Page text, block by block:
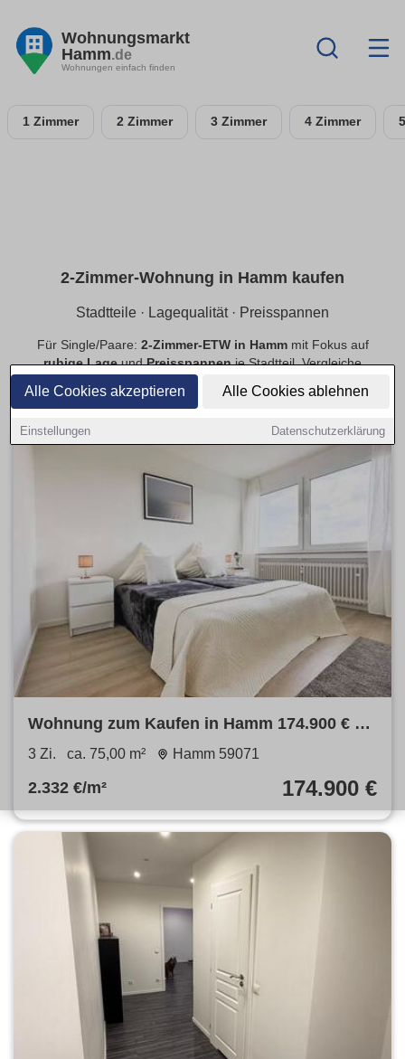
Alle Cookies akzeptieren Alle Cookies ablehnen
Einstellungen Datenschutzerklärung
Wohnungsmarkt
Hamm.de
Wohnungen einfach finden
1 Zimmer 2 Zimmer 3 Zimmer 4 Zimmer
2-Zimmer-Wohnung in Hamm kaufen
Stadtteile · Lagequalität · Preisspannen
Für Single/Paare: 2-Zimmer-ETW in Hammmit Fokus auf
ruhige LageundPreisspannenje Stadtteil. Vergleiche
, priorisiere
Wohnung zum Kaufen in Hamm 174.900 € 75
m²
3 Zi. ca. 75,00 m² Hamm 59071
2.332 €/m² 174.900 €